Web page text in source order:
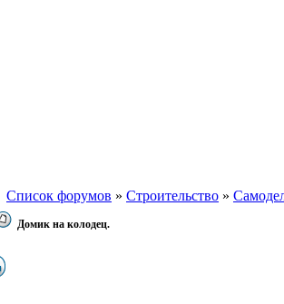
Список форумов » Строительство »
Домик на колодец.